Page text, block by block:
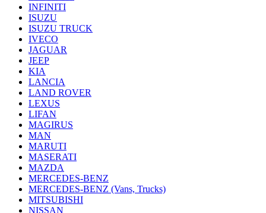
INFINITI
ISUZU
ISUZU TRUCK
IVECO
JAGUAR
JEEP
KIA
LANCIA
LAND ROVER
LEXUS
LIFAN
MAGIRUS
MAN
MARUTI
MASERATI
MAZDA
MERCEDES-BENZ
MERCEDES-BENZ (Vans, Trucks)
MITSUBISHI
NISSAN